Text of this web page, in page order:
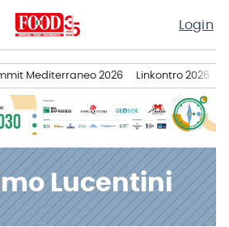
Login
Mediterraneo 2026 Linkontro 2026
Lucentini